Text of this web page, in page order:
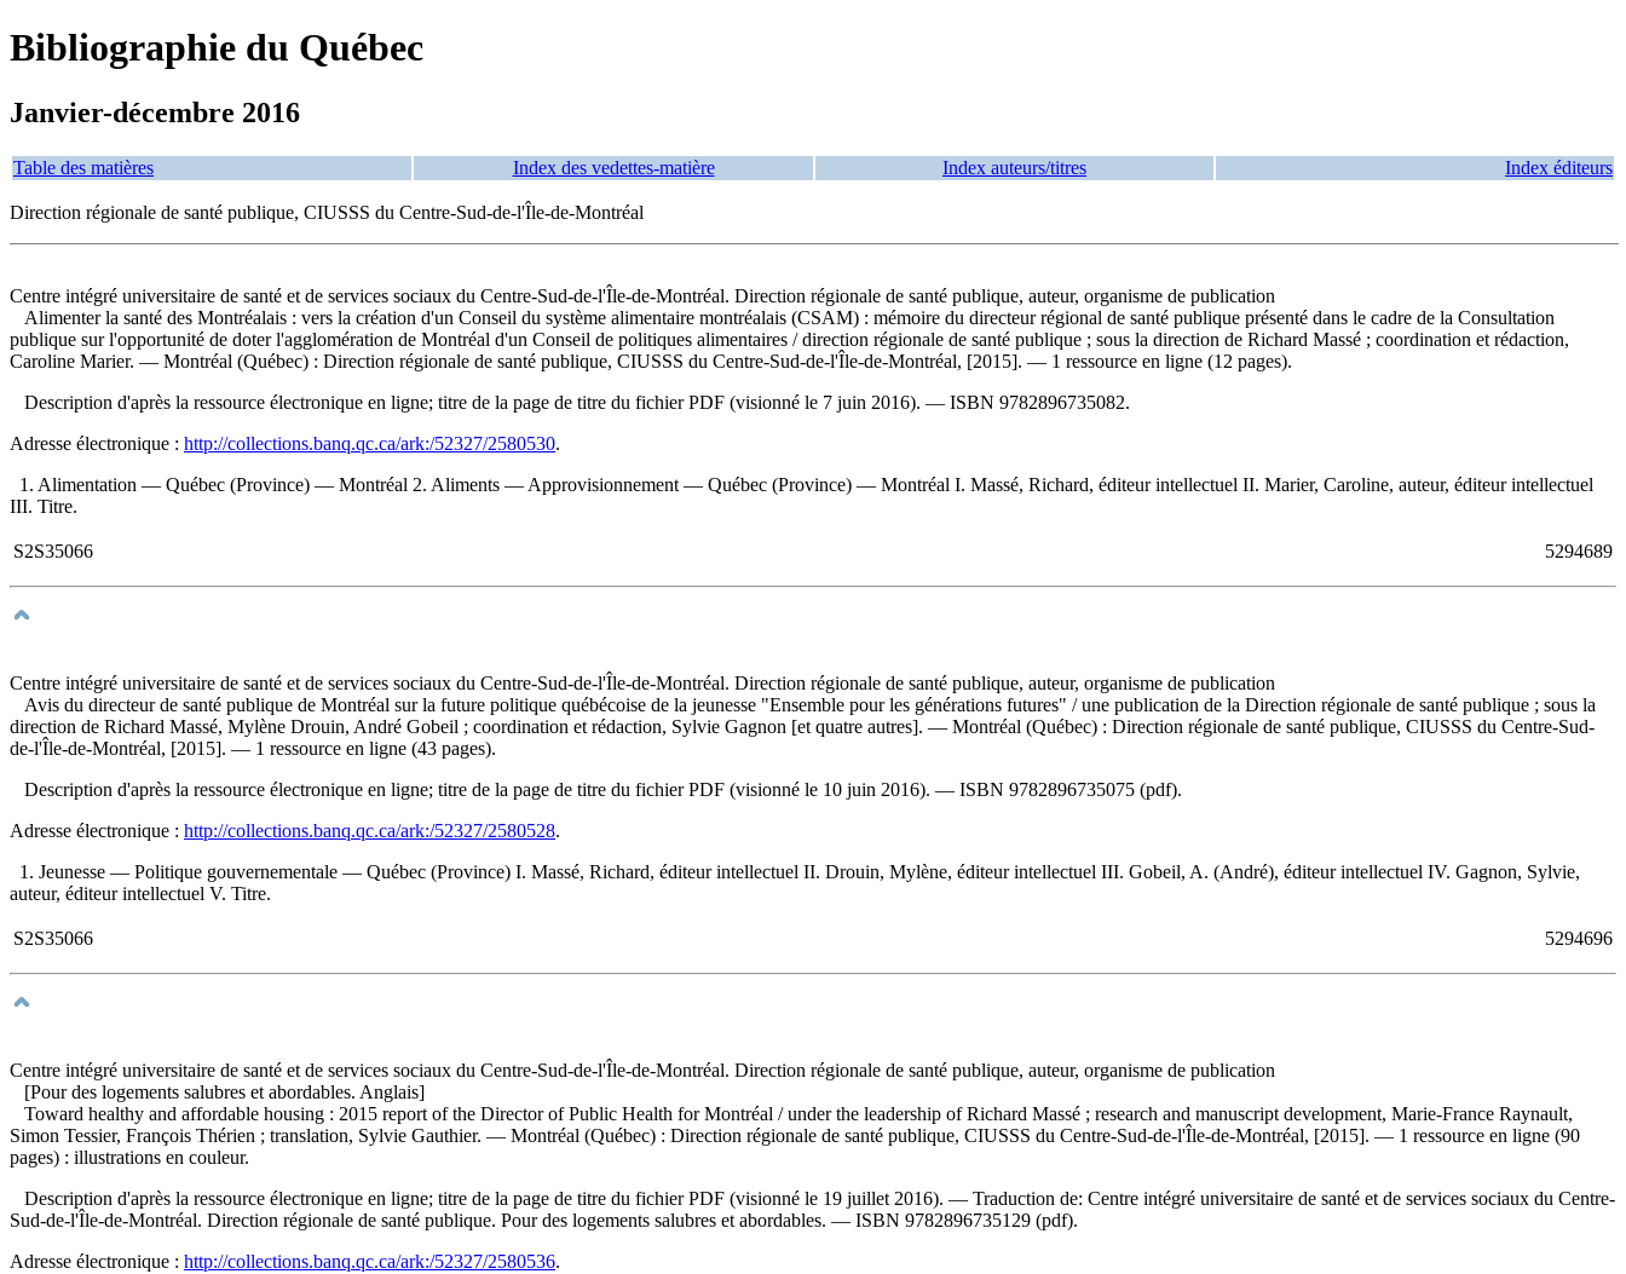
Bibliographie du Québec
Janvier-décembre 2016
Table des matières Index des vedettes-matière Index auteurs/titres Index éditeurs
Direction régionale de santé publique, CIUSSS du Centre-Sud-de-l'Île-de-Montréal
Centre intégré universitaire de santé et de services sociaux du Centre-Sud-de-l'Île-de-Montréal. Direction régionale de santé publique, auteur, organisme de publication
Alimenter la santé des Montréalais : vers la création d'un Conseil du système alimentaire montréalais (CSAM) : mémoire du directeur régional de santé publique présenté dans le cadre de la Consultation
publique sur l'opportunité de doter l'agglomération de Montréal d'un Conseil de politiques alimentaires / direction régionale de santé publique ; sous la direction de Richard Massé ; coordination et rédaction,
Caroline Marier. — Montréal (Québec) : Direction régionale de santé publique, CIUSSS du Centre-Sud-de-l'Île-de-Montréal, [2015]. — 1 ressource en ligne (12 pages).
Description d'après la ressource électronique en ligne; titre de la page de titre du fichier PDF (visionné le 7 juin 2016). — ISBN 9782896735082.
Adresse électronique : http://collections.banq.qc.ca/ark:/52327/2580530.
1. Alimentation — Québec (Province) — Montréal 2. Aliments — Approvisionnement — Québec (Province) — Montréal I. Massé, Richard, éditeur intellectuel II. Marier, Caroline, auteur, éditeur intellectuel
III. Titre.
S2S35066 5294689
Centre intégré universitaire de santé et de services sociaux du Centre-Sud-de-l'Île-de-Montréal. Direction régionale de santé publique, auteur, organisme de publication
Avis du directeur de santé publique de Montréal sur la future politique québécoise de la jeunesse "Ensemble pour les générations futures" / une publication de la Direction régionale de santé publique ; sous la
direction de Richard Massé, Mylène Drouin, André Gobeil ; coordination et rédaction, Sylvie Gagnon [et quatre autres]. — Montréal (Québec) : Direction régionale de santé publique, CIUSSS du Centre-Sud-
de-l'Île-de-Montréal, [2015]. — 1 ressource en ligne (43 pages).
Description d'après la ressource électronique en ligne; titre de la page de titre du fichier PDF (visionné le 10 juin 2016). — ISBN 9782896735075 (pdf).
Adresse électronique : http://collections.banq.qc.ca/ark:/52327/2580528.
1. Jeunesse — Politique gouvernementale — Québec (Province) I. Massé, Richard, éditeur intellectuel II. Drouin, Mylène, éditeur intellectuel III. Gobeil, A. (André), éditeur intellectuel IV. Gagnon, Sylvie,
auteur, éditeur intellectuel V. Titre.
S2S35066 5294696
Centre intégré universitaire de santé et de services sociaux du Centre-Sud-de-l'Île-de-Montréal. Direction régionale de santé publique, auteur, organisme de publication
[Pour des logements salubres et abordables. Anglais]
Toward healthy and affordable housing : 2015 report of the Director of Public Health for Montréal / under the leadership of Richard Massé ; research and manuscript development, Marie-France Raynault,
Simon Tessier, François Thérien ; translation, Sylvie Gauthier. — Montréal (Québec) : Direction régionale de santé publique, CIUSSS du Centre-Sud-de-l'Île-de-Montréal, [2015]. — 1 ressource en ligne (90
pages) : illustrations en couleur.
Description d'après la ressource électronique en ligne; titre de la page de titre du fichier PDF (visionné le 19 juillet 2016). — Traduction de: Centre intégré universitaire de santé et de services sociaux du Centre-
Sud-de-l'Île-de-Montréal. Direction régionale de santé publique. Pour des logements salubres et abordables. — ISBN 9782896735129 (pdf).
Adresse électronique : http://collections.banq.qc.ca/ark:/52327/2580536.